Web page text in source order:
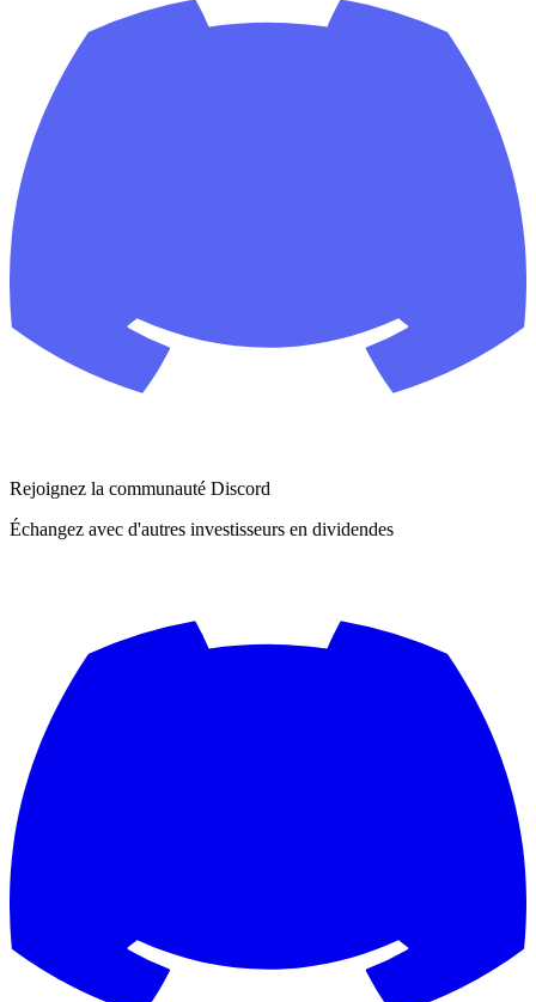
Rejoignez la communauté Discord
Échangez avec d'autres investisseurs en dividendes